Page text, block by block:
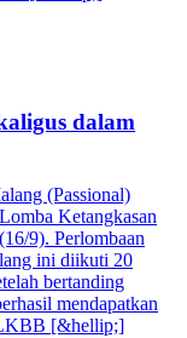
dalam
(Passional)
Ketangkasan
9). Perlombaan
ini diikuti 20
bertanding
mendapatkan
[&hellip;]